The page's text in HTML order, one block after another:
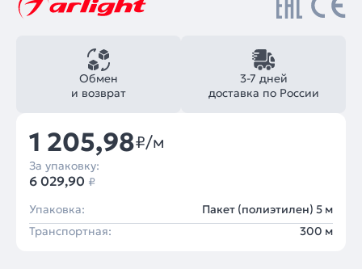
3-7 дней
доставка по России
Обмен
и возврат
1 205,98₽/м
За упаковку:
6 029,90 ₽
Упаковка:
Пакет (полиэтилен) 5 м
Транспортная:
300 м